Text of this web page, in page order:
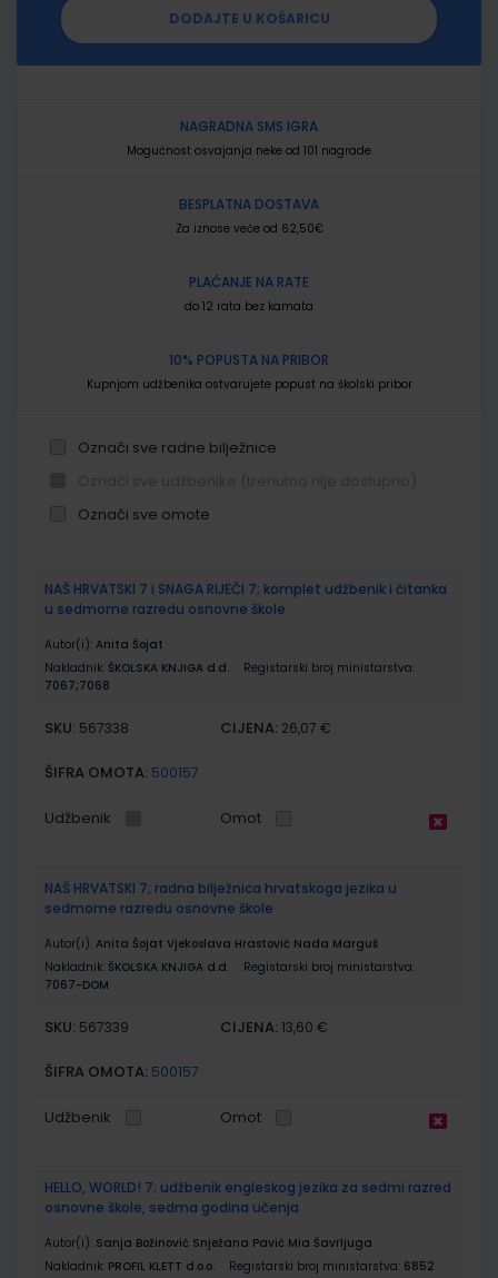
DODAJTE U KOŠARICU
NAGRADNA SMS IGRA
Mogućnost osvajanja neke od 101 nagrade
BESPLATNA DOSTAVA
Za iznose veće od 62,50€
PLAĆANJE NA RATE
do 12 rata bez kamata
10% POPUSTA NA PRIBOR
Kupnjom udžbenika ostvarujete popust na školski pribor
Označi sve radne bilježnice
Označi sve omote
proizvodi
NAŠ HRVATSKI 7 i SNAGA RIJEČI 7; komplet udžbenik i čitanka
u sedmome razredu osnovne škole
Autor(i): Anita Šojat
Nakladnik: ŠKOLSKA KNJIGA d.d.
Registarski broj ministarstva:
7067;7068
SKU: 567338 CIJENA: 26,07 €
ŠIFRA OMOTA: 500157
Udžbenik Omot
NAŠ HRVATSKI 7; radna bilježnica hrvatskoga jezika u
sedmome razredu osnovne škole
Autor(i): Anita Šojat Vjekoslava Hrastović Nada Marguš
Nakladnik: ŠKOLSKA KNJIGA d.d.
Registarski broj ministarstva:
7067-DOM
SKU: 567339 CIJENA: 13,60 €
ŠIFRA OMOTA: 500157
Udžbenik Omot
HELLO, WORLD! 7; udžbenik engleskog jezika za sedmi razred
osnovne škole, sedma godina učenja
Autor(i): Sanja Božinović Snježana Pavić Mia Šavrljuga
Nakladnik: PROFIL KLETT d.o.o. Registarski broj ministarstva: 6852